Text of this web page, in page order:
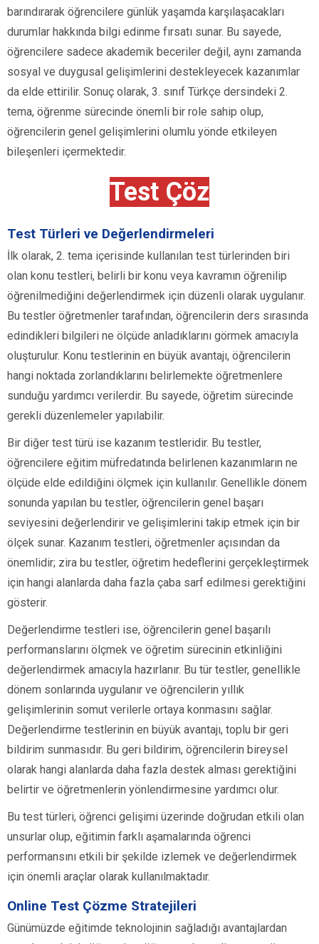
barındırarak öğrencilere günlük yaşamda karşılaşacakları
durumlar hakkında bilgi edinme fırsatı sunar. Bu sayede,
öğrencilere sadece akademik beceriler değil, aynı zamanda
sosyal ve duygusal gelişimlerini destekleyecek kazanımlar
da elde ettirilir. Sonuç olarak, 3. sınıf Türkçe dersindeki 2.
tema, öğrenme sürecinde önemli bir role sahip olup,
öğrencilerin genel gelişimlerini olumlu yönde etkileyen
bileşenleri içermektedir.
Test Çöz
Test Türleri ve Değerlendirmeleri
İlk olarak, 2. tema içerisinde kullanılan test türlerinden biri
olan konu testleri, belirli bir konu veya kavramın öğrenilip
öğrenilmediğini değerlendirmek için düzenli olarak uygulanır.
Bu testler öğretmenler tarafından, öğrencilerin ders sırasında
edindikleri bilgileri ne ölçüde anladıklarını görmek amacıyla
oluşturulur. Konu testlerinin en büyük avantajı, öğrencilerin
hangi noktada zorlandıklarını belirlemekte öğretmenlere
sunduğu yardımcı verilerdir. Bu sayede, öğretim sürecinde
gerekli düzenlemeler yapılabilir.
Bir diğer test türü ise kazanım testleridir. Bu testler,
öğrencilere eğitim müfredatında belirlenen kazanımların ne
ölçüde elde edildiğini ölçmek için kullanılır. Genellikle dönem
sonunda yapılan bu testler, öğrencilerin genel başarı
seviyesini değerlendirir ve gelişimlerini takip etmek için bir
ölçek sunar. Kazanım testleri, öğretmenler açısından da
önemlidir; zira bu testler, öğretim hedeflerini gerçekleştirmek
için hangi alanlarda daha fazla çaba sarf edilmesi gerektiğini
gösterir.
Değerlendirme testleri ise, öğrencilerin genel başarılı
performanslarını ölçmek ve öğretim sürecinin etkinliğini
değerlendirmek amacıyla hazırlanır. Bu tür testler, genellikle
dönem sonlarında uygulanır ve öğrencilerin yıllık
gelişimlerinin somut verilerle ortaya konmasını sağlar.
Değerlendirme testlerinin en büyük avantajı, toplu bir geri
bildirim sunmasıdır. Bu geri bildirim, öğrencilerin bireysel
olarak hangi alanlarda daha fazla destek alması gerektiğini
belirtir ve öğretmenlerin yönlendirmesine yardımcı olur.
Bu test türleri, öğrenci gelişimi üzerinde doğrudan etkili olan
unsurlar olup, eğitimin farklı aşamalarında öğrenci
performansını etkili bir şekilde izlemek ve değerlendirmek
için önemli araçlar olarak kullanılmaktadır.
Online Test Çözme Stratejileri
Günümüzde eğitimde teknolojinin sağladığı avantajlardan